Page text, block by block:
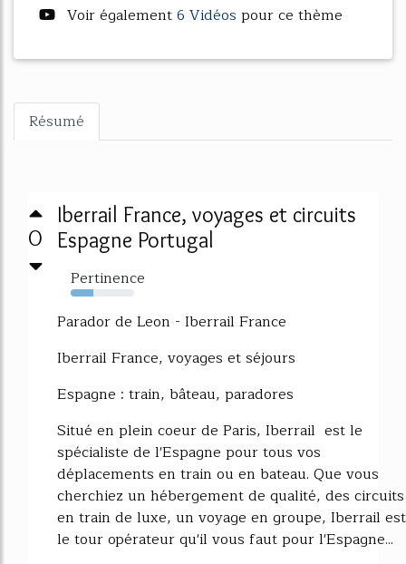
Voir également6 Vidéos pour ce thème
Résumé
0
Iberrail France, voyages et circuits
Espagne Portugal
Pertinence
35%
Parador de Leon - Iberrail France
Iberrail France, voyages et séjours
Espagne : train, bâteau, paradores
Situé en plein coeur de Paris, Iberrail est le
spécialiste de l'Espagne pour tous vos
déplacements en train ou en bateau. Que vous
cherchiez un hébergement de qualité, des circuits
en train de luxe, un voyage en groupe, Iberrail est
le tour opérateur qu'il vous faut pour l'Espagne...